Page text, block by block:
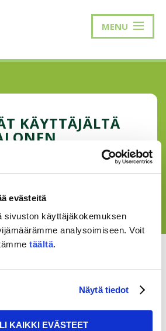
evästeitä
sivuston käyttäjäkokemuksen
analysoimiseen. Voit
täältä.
Näytä tiedot
KAIKKI EVÄSTEET
MENU
KÄYTTÄJÄLTÄ